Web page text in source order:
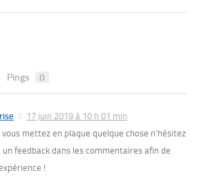
Pings 0
17 juin 2019 à 10 h 01 min
mettez en plaque quelque chose n’hésitez
un feedback dans les commentaires afin de
!